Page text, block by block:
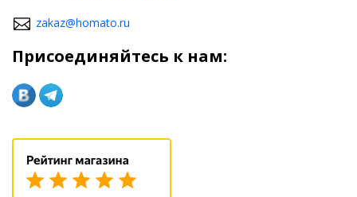
zakaz@homato.ru
Присоединяйтесь к нам: